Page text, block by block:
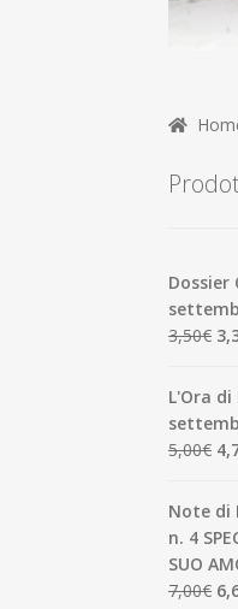
Dossier
3,50€ Il
era:
L'Ora di
5,00€ Il
Note di
n. 4
SUO
7,00€ Il